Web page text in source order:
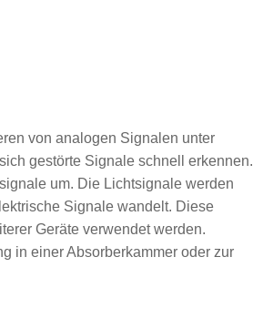
von analogen Signalen unter
gestörte Signale schnell erkennen.
um. Die Lichtsignale werden
Signale wandelt. Diese
Geräte verwendet werden.
in einer Absorberkammer oder zur